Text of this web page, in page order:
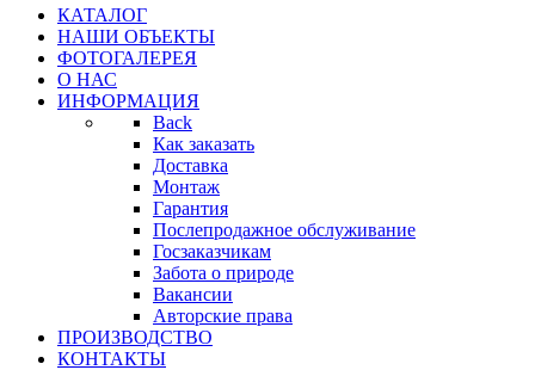
КАТАЛОГ
НАШИ ОБЪЕКТЫ
ФОТОГАЛЕРЕЯ
О НАС
ИНФОРМАЦИЯ
Back
Как заказать
Доставка
Монтаж
Гарантия
Послепродажное обслуживание
Госзаказчикам
Забота о природе
Вакансии
Авторские права
ПРОИЗВОДСТВО
КОНТАКТЫ